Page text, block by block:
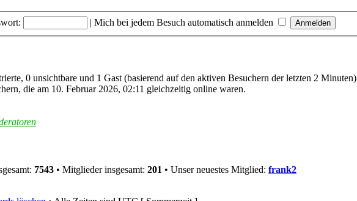
| Mich bei jedem Besuch automatisch anmelden
0 unsichtbare und 1 Gast (basierend auf den aktiven Besuchern der letzten 2 Minuten)
die am 10. Februar 2026, 02:11 gleichzeitig online waren.
7543 • Mitglieder insgesamt: 201 • Unser neuestes Mitglied: frank2